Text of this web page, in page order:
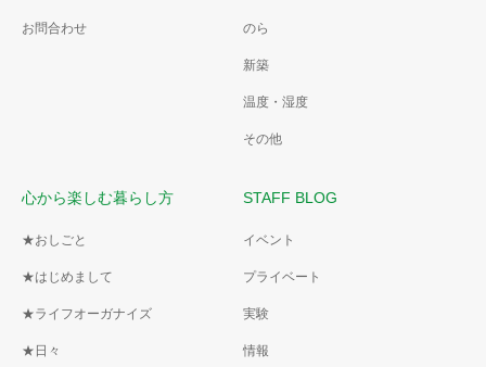
お問合わせ のら
新築
温度・湿度
その他
心から楽しむ暮らし方
★おしごと
★はじめまして
★ライフオーガナイズ
★日々
STAFF BLOG
イベント
プライベート
実験
情報